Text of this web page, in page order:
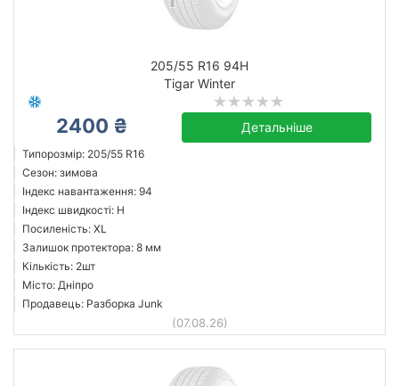
205/55 R16 94H
Tigar Winter
2400 ₴ Детальніше
Типорозмір: 205/55 R16
Сезон: зимова
Індекс навантаження: 94
Індекс швидкості: H
Посиленість: XL
Залишок протектора: 8 мм
Кількість: 2шт
Місто: Дніпро
Продавець: Разборка Junk
(07.08.26)